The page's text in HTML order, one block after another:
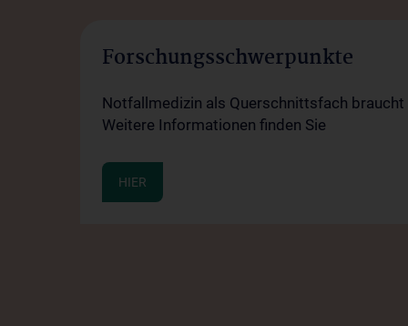
Forschungsschwerpunkte
Notfallmedizin als Querschnittsfach
Weitere Informationen finden Sie
HIER